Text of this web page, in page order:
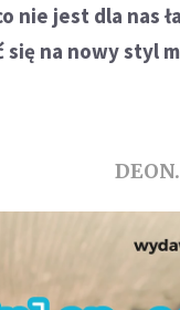
nie jest dla nas
na nowy styl